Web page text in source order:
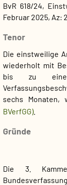
BvR 618/24,
Februar 2025, Az:
Tenor
Die einstweilige
wiederholt mit
bis zu
sechs Monaten,
BVerfGG).
Gründe
Die 3.